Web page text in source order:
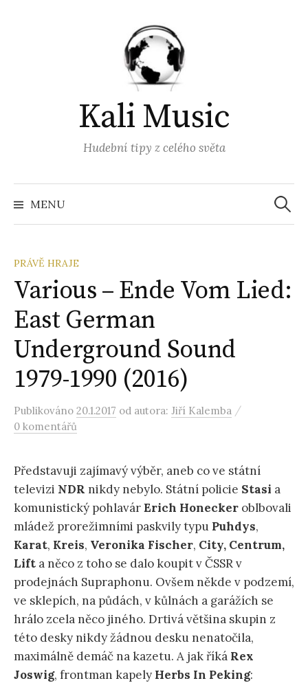
Kali Music
Hudební tipy z celého světa
MENU
PRÁVĚ HRAJE
Various – Ende Vom Lied:
East German
Underground Sound
1979-1990 (2016)
Publikováno 20.1.2017 od autora: Jiří Kalemba /
0 komentářů
Představuji zajímavý výběr, aneb co ve státní
televizi NDR nikdy nebylo. Státní policie Stasi a
komunistický pohlavárErich Honecker oblbovali
mládež prorežimními paskvily typu Puhdys,
Karat, Kreis, Veronika Fischer, City, Centrum,
Lift a něco z toho se dalo koupit v ČSSR v
prodejnách Supraphonu. Ovšem někde v podzemí,
ve sklepích, na půdách, v kůlnách a garážích se
hrálo zcela něco jiného. Drtivá většina skupin z
této desky nikdy žádnou desku nenatočila,
maximálně demáč na kazetu. A jak říká Rex
Joswig, frontman kapely Herbs In Peking: